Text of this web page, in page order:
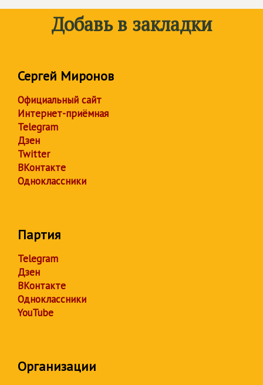
Добавь в закладки
Сергей Миронов
Официальный сайт
Интернет-приёмная
Telegram
Дзен
Twitter
ВКонтакте
Одноклассники
Партия
Telegram
Дзен
ВКонтакте
Одноклассники
YouTube
Организации